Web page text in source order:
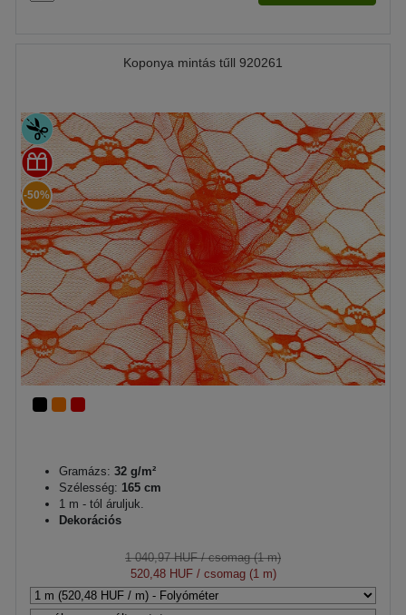
Koponya mintás tűll 920261
-50%
Gramázs: 32 g/m²
Szélesség: 165 cm
1 m - tól áruljuk.
Dekorációs
1 040,97 HUF/ csomag (1 m)
520,48 HUF/ csomag (1 m)